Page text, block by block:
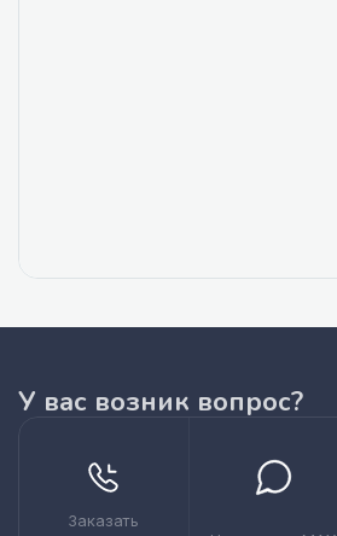
У вас возник вопрос?
Заказать